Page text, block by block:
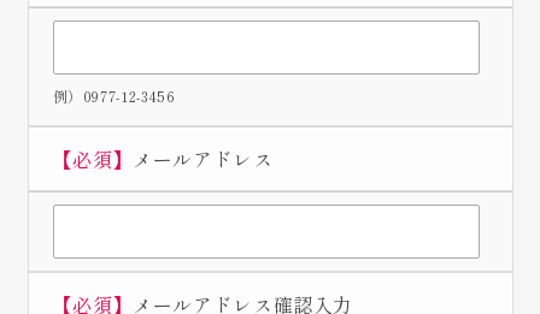
例）0977-12-3456
【必須】 メールアドレス
【必須】 メールアドレス確認入力